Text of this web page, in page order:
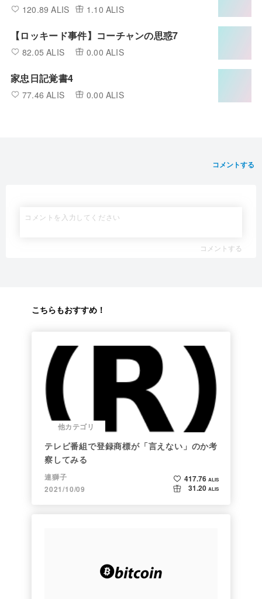
120.89 ALIS 1.10 ALIS
【ロッキード事件】コーチャンの思惑7
82.05 ALIS 0.00 ALIS
家忠日記覚書4
77.46 ALIS 0.00 ALIS
コメントする
コメントする
こちらもおすすめ！
他カテゴリ
テレビ番組で登録商標が「言えない」のか考
察してみる
連獅子
2021/10/09
417.76 ALIS
31.20 ALIS